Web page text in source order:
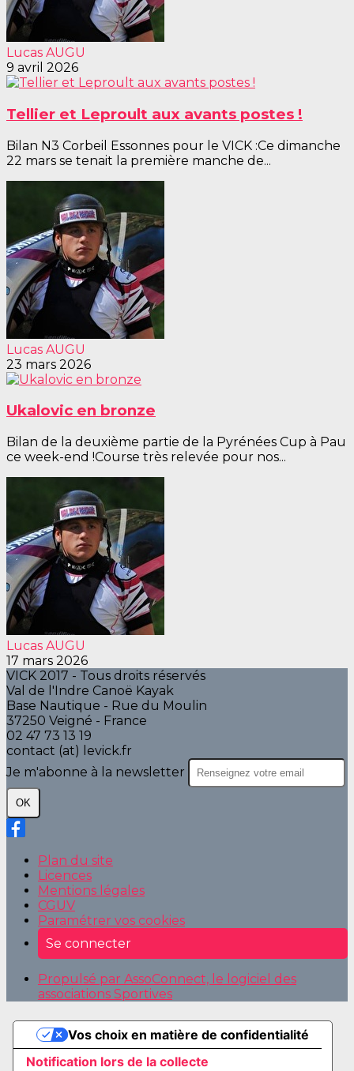
Lucas AUGU
9 avril 2026
Tellier et Leproult aux avants postes !
Bilan N3 Corbeil Essonnes pour le VICK :Ce dimanche
22 mars se tenait la première manche de...
Lucas AUGU
23 mars 2026
Ukalovic en bronze
Bilan de la deuxième partie de la Pyrénées Cup à Pau
ce week-end !Course très relevée pour nos...
Lucas AUGU
17 mars 2026
VICK 2017 - Tous droits réservés
Val de l'Indre Canoë Kayak
Base Nautique - Rue du Moulin
37250 Veigné - France
02 47 73 13 19
contact (at) levick.fr
Je m'abonne à la newsletter
OK
Plan du site
Licences
Mentions légales
CGUV
Paramétrer vos cookies
Se connecter
Propulsé par AssoConnect, le logiciel des
associations Sportives
Notification lors de la collecte
Vos choix en matière de confidentialité